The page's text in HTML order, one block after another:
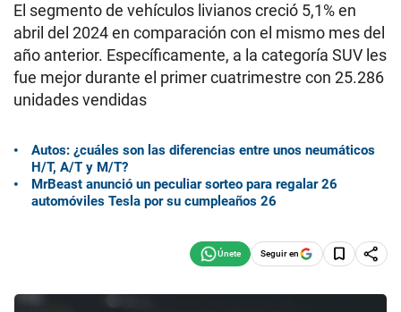
El segmento de vehículos livianos creció 5,1% en
abril del 2024 en comparación con el mismo mes del
año anterior. Específicamente, a la categoría SUV les
fue mejor durante el primer cuatrimestre con 25.286
unidades vendidas
Autos: ¿cuáles son las diferencias entre unos neumáticos
H/T, A/T y M/T?
MrBeast anunció un peculiar sorteo para regalar 26
automóviles Tesla por su cumpleaños 26
Seguir en